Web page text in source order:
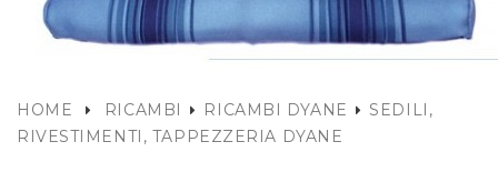
HOME RICAMBI RICAMBI DYANE
SEDILI,
RIVESTIMENTI, TAPPEZZERIA DYANE